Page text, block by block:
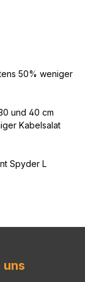
50% weniger
und 40 cm
Kabelsalat
Spyder L
uns